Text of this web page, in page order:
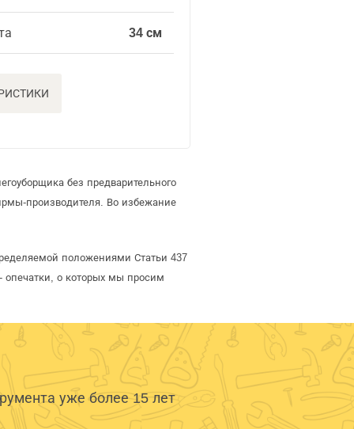
34 см
без предварительного
производителя. Во избежание
положениями Статьи 437
опечатки, о которых мы просим
уже более 15 лет